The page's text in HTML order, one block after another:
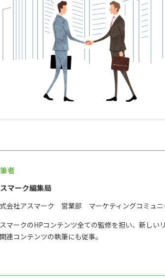
者
マーク編集局
会社アスマーク 営業部 マーケティングコミュニ
マークのHPコンテンツ全ての監修を担い、新し
連コンテンツの執筆にも従事。